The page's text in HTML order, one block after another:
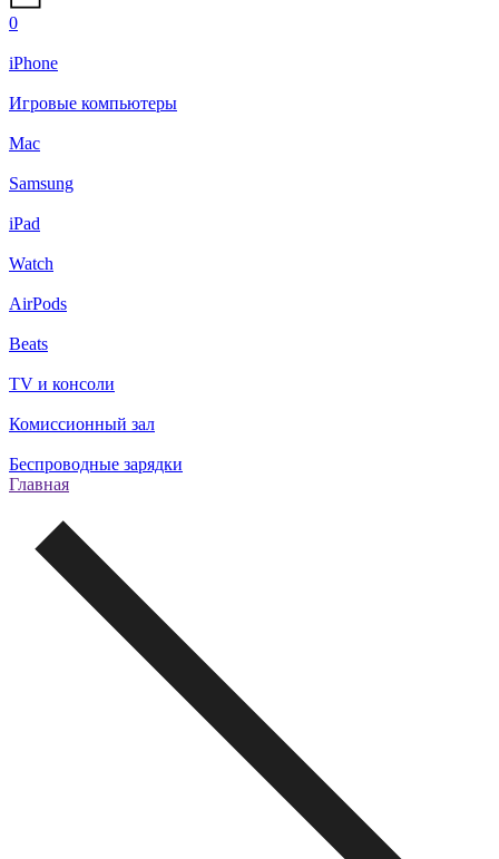
0
iPhone
Игровые компьютеры
Mac
Samsung
iPad
Watch
AirPods
Beats
TV и консоли
Комиссионный зал
Беспроводные зарядки
Главная